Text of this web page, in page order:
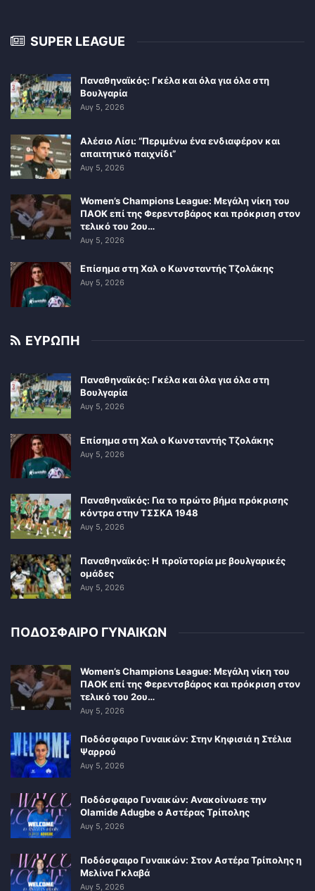
SUPER LEAGUE
Παναθηναϊκός: Γκέλα και όλα για όλα στη
Βουλγαρία
Αυγ 5, 2026
Αλέσιο Λίσι: “Περιμένω ένα ενδιαφέρον και
απαιτητικό παιχνίδι”
Αυγ 5, 2026
Women’s Champions League: Μεγάλη νίκη του
ΠΑΟΚ επί της Φερεντσβάρος και πρόκριση στον
τελικό του 2ου…
Αυγ 5, 2026
Επίσημα στη Χαλ ο Κωνσταντής Τζολάκης
Αυγ 5, 2026
ΕΥΡΩΠΗ
Παναθηναϊκός: Γκέλα και όλα για όλα στη
Βουλγαρία
Αυγ 5, 2026
Επίσημα στη Χαλ ο Κωνσταντής Τζολάκης
Αυγ 5, 2026
Παναθηναϊκός: Για το πρώτο βήμα πρόκρισης
κόντρα στην ΤΣΣΚΑ 1948
Αυγ 5, 2026
Παναθηναϊκός: Η προϊστορία με βουλγαρικές
ομάδες
Αυγ 5, 2026
ΠΟΔΟΣΦΑΙΡΟ ΓΥΝΑΙΚΩΝ
Women’s Champions League: Μεγάλη νίκη του
ΠΑΟΚ επί της Φερεντσβάρος και πρόκριση στον
τελικό του 2ου…
Αυγ 5, 2026
Ποδόσφαιρο Γυναικών: Στην Κηφισιά η Στέλια
Ψαρρού
Αυγ 5, 2026
Ποδόσφαιρο Γυναικών: Ανακοίνωσε την
Olamide Adugbe ο Αστέρας Τρίπολης
Αυγ 5, 2026
Ποδόσφαιρο Γυναικών: Στον Αστέρα Τρίπολης η
Μελίνα Γκλαβά
Αυγ 5, 2026